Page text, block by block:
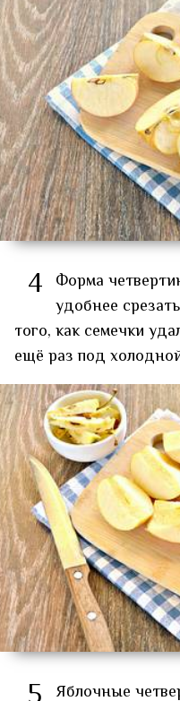
4 Форма
удобнее
того, как семечки
ещё раз под
Яблочные